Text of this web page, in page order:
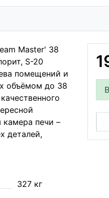
Master' 38
S-20
помещений и
объёмом до 38
камера печи –
деталей,
327 кг